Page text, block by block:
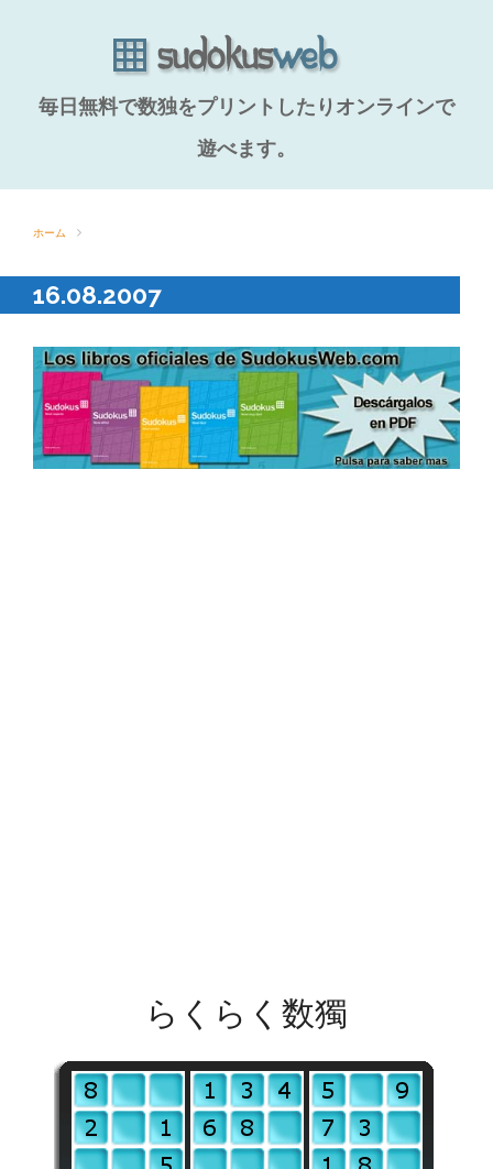
毎日無料で数独をプリントしたりオンラインで
遊べます。
ホーム
16.08.2007
らくらく数獨